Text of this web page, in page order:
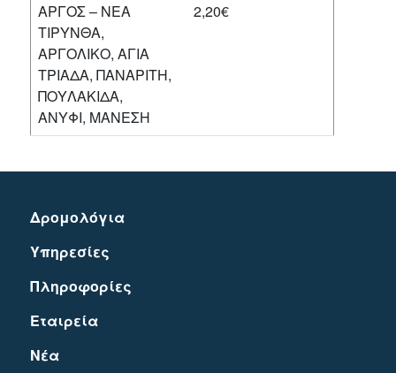
ΑΡΓΟΣ – ΝΕΑ
ΤΙΡΥΝΘΑ,
ΑΡΓΟΛΙΚΟ, ΑΓΙΑ
ΤΡΙΑΔΑ, ΠΑΝΑΡΙΤΗ,
ΠΟΥΛΑΚΙΔΑ,
ΑΝΥΦΙ, ΜΑΝΕΣΗ
2,20€
Δρομολόγια
Υπηρεσίες
Πληροφορίες
Εταιρεία
Νέα